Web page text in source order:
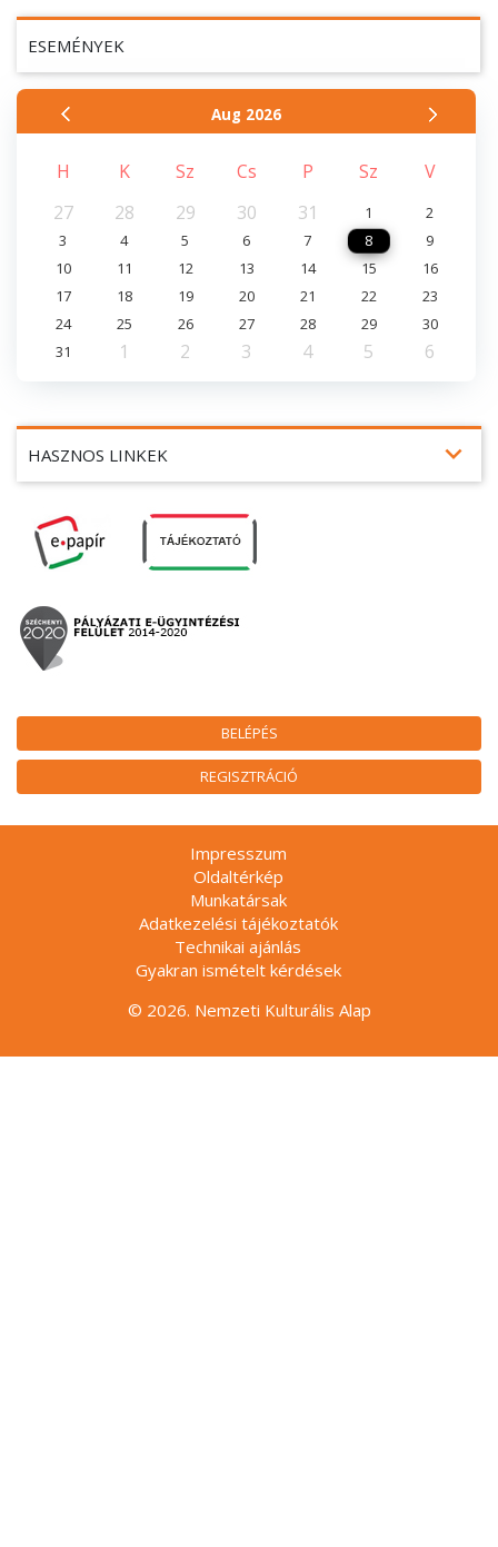
BELÉPÉS
REGISZTRÁCIÓ
HASZNOS LINKEK expand_more
ESEMÉNYEK
Aug 2026
H K Sz Cs P Sz
V
27
28 29 30 31 1
2
3
4 5 6 7 8
9
10
11 12 13 14 15
16
17
18 19 20 21 22
23
24
25 26 27 28 29
30
31
1 2 3 4 5 6
Impresszum
Oldaltérkép
Munkatársak
Adatkezelési tájékoztatók
Technikai ajánlás
Gyakran ismételt kérdések
© 2026. Nemzeti Kulturális Alap